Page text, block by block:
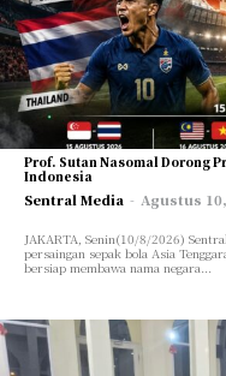
Prof. Sutan Nasomal Dorong
Indonesia
Sentral Media - Agustus
JAKARTA, Senin(10/8/2026)
persaingan sepak bola Asia
bersiap membawa nama negara...